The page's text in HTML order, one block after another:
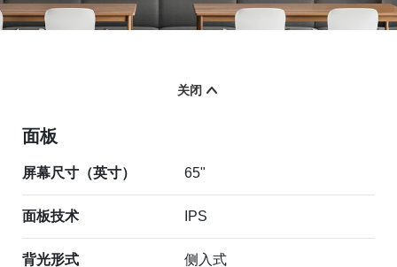
关闭
面板
屏幕尺寸（英寸） 65"
面板技术 IPS
背光形式 侧入式